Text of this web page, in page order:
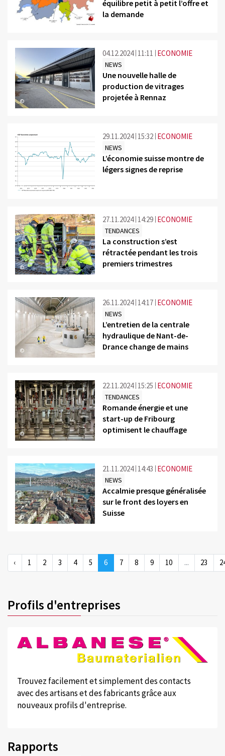
©
équilibre petit à petit l’offre et
la demande
©
04.12.2024 11:11 ECONOMIE
NEWS
Une nouvelle halle de
production de vitrages
projetée à Rennaz
©
29.11.2024 15:32 ECONOMIE
NEWS
L’économie suisse montre de
légers signes de reprise
©
27.11.2024 14:29 ECONOMIE
TENDANCES
La construction s’est
rétractée pendant les trois
premiers trimestres
©
26.11.2024 14:17 ECONOMIE
NEWS
L’entretien de la centrale
hydraulique de Nant-de-
Drance change de mains
©
22.11.2024 15:25 ECONOMIE
TENDANCES
Romande énergie et une
start-up de Fribourg
optimisent le chauffage
©
21.11.2024 14:43 ECONOMIE
NEWS
Accalmie presque généralisée
sur le front des loyers en
Suisse
‹ 1 2 3 4 5 6 7 8 9 10 ... 23
Profils d'entreprises
Trouvez facilement et simplement des contacts
avec des artisans et des fabricants grâce aux
nouveaux profils d'entreprise.
Rapports